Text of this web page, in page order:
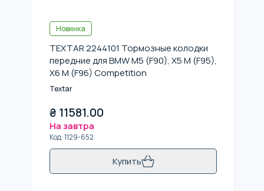
Новинка
TEXTAR 2244101 Тормозные колодки
передние для BMW M5 (F90), X5 M (F95),
X6 M (F96) Competition
Textar
₴ 11581.00
На завтра
Код:1129-652
Купить